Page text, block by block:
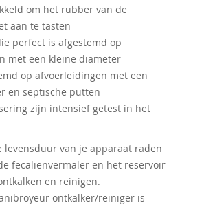
om het rubber van de
aan te tasten
perfect is afgestemd op
met een kleine diameter
op afvoerleidingen met een
en septische putten
zijn intensief getest in het
levensduur van je apparaat raden
fecaliënvermaler en het reservoir
en reinigen.
ontkalker/reiniger is